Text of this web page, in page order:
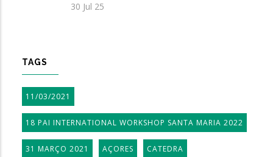
30 Jul 25
TAGS
11/03/2021
18 PAI INTERNATIONAL WORKSHOP SANTA MARIA 2022
31 MARÇO 2021 AÇORES CATEDRA